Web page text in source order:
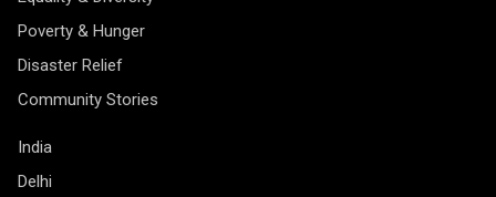
Poverty & Hunger
Disaster Relief
Community Stories
India
Delhi